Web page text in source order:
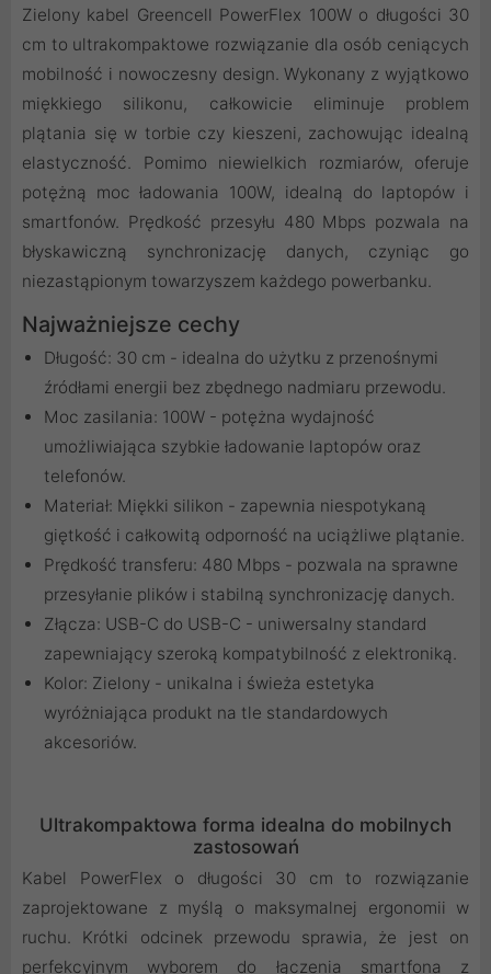
Zielony kabel Greencell PowerFlex 100W o długości 30
cm to ultrakompaktowe rozwiązanie dla osób ceniących
mobilność i nowoczesny design. Wykonany z wyjątkowo
miękkiego silikonu, całkowicie eliminuje problem
plątania się w torbie czy kieszeni, zachowując idealną
elastyczność. Pomimo niewielkich rozmiarów, oferuje
potężną moc ładowania 100W, idealną do laptopów i
smartfonów. Prędkość przesyłu 480 Mbps pozwala na
błyskawiczną synchronizację danych, czyniąc go
niezastąpionym towarzyszem każdego powerbanku.
Najważniejsze cechy
Długość: 30 cm - idealna do użytku z przenośnymi
źródłami energii bez zbędnego nadmiaru przewodu.
Moc zasilania: 100W - potężna wydajność
umożliwiająca szybkie ładowanie laptopów oraz
telefonów.
Materiał: Miękki silikon - zapewnia niespotykaną
giętkość i całkowitą odporność na uciążliwe plątanie.
Prędkość transferu: 480 Mbps - pozwala na sprawne
przesyłanie plików i stabilną synchronizację danych.
Złącza: USB-C do USB-C - uniwersalny standard
zapewniający szeroką kompatybilność z elektroniką.
Kolor: Zielony - unikalna i świeża estetyka
wyróżniająca produkt na tle standardowych
akcesoriów.
Ultrakompaktowa forma idealna do mobilnych
zastosowań
Kabel PowerFlex o długości 30 cm to rozwiązanie
zaprojektowane z myślą o maksymalnej ergonomii w
ruchu. Krótki odcinek przewodu sprawia, że jest on
perfekcyjnym wyborem do łączenia smartfona z